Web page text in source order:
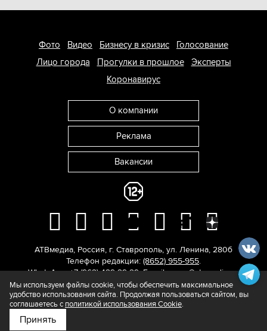
Подпишитесь на нас в
Фото Видео Бизнесу в кризис
Голосование
Лицо города
Прогулки в прошлое
Эксперты
Коронавирус
О компании
Реклама
Вакансии
АТВмедиа, Россия, г. Ставрополь, ул. Ленина, 280б
Телефон редакции: (8652) 955-955.
WhatsApp: +7 (962) 429-29-29. E-mail:news@atvmedia.ru.
© 2017-2026. Все права защищены.
Мы используем файлы cookie, чтобы обеспечить максимальное
удобство использования сайта. Продолжая пользоваться сайтом, вы
соглашаетесь с политикой использования Cookie.
Принять